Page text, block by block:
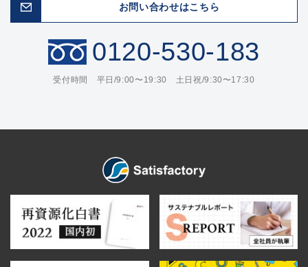
お問い合わせはこちら
0120-530-183
受付時間 平日/9:00〜19:30 土日祝/9:30〜17:30